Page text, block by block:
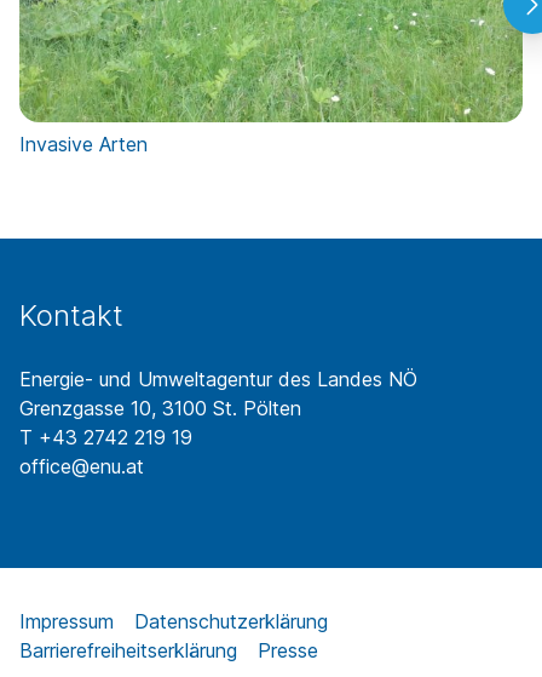
Invasive Arten
Kontakt
Energie- und Umweltagentur des Landes NÖ
Grenzgasse 10, 3100 St. Pölten
T +43 2742 219 19
office@enu.at
Impressum
Datenschutzerklärung
Barrierefreiheitserklärung
Presse